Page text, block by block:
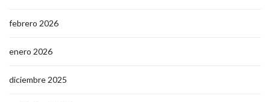
febrero 2026
enero 2026
diciembre 2025